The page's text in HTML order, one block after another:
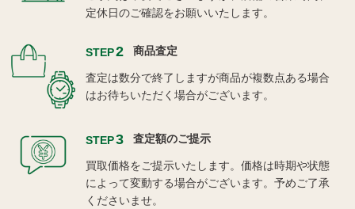
定休日のご確認をお願いいたします。
STEP2 商品査定
査定は数分で終了しますが商品が複数点ある場合
はお待ちいただく場合がございます。
STEP3 査定額のご提示
買取価格をご提示いたします。価格は時期や状態
によって変動する場合がございます。予めご了承
くださいませ。